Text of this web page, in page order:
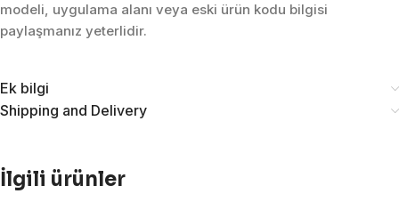
modeli, uygulama alanı veya eski ürün kodu bilgisi
paylaşmanız yeterlidir.
Ek bilgi
Shipping and Delivery
İlgili ürünler